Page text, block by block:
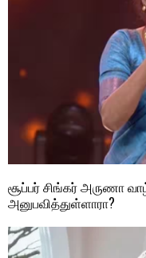
சூப்பர் சிங்கர் அருணா
அனுபவித்துள்ளாரா?